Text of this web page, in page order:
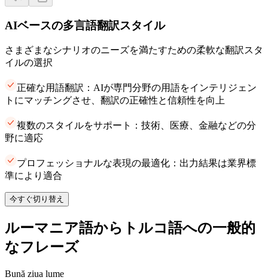
AIベースの多言語翻訳スタイル
さまざまなシナリオのニーズを満たすための柔軟な翻訳スタ
イルの選択
正確な用語翻訳：AIが専門分野の用語をインテリジェン
トにマッチングさせ、翻訳の正確性と信頼性を向上
複数のスタイルをサポート：技術、医療、金融などの分
野に適応
プロフェッショナルな表現の最適化：出力結果は業界標
準により適合
今すぐ切り替え
ルーマニア語からトルコ語への一般的
なフレーズ
Bună ziua lume